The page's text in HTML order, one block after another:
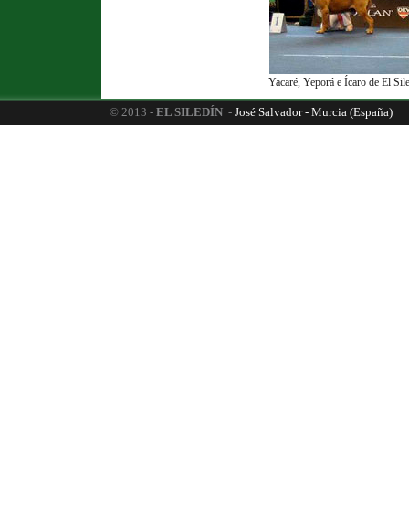
© 2013 - EL SILEDÍN - José Salvador - Murcia (España)
Yacaré, Yeporá e Ícaro de El